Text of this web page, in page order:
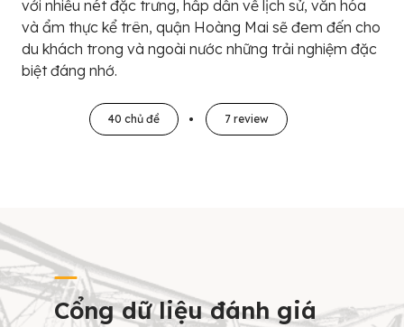
với nhiều nét đặc trưng, hấp dẫn về lịch sử, văn hóa
và ẩm thực kể trên, quận Hoàng Mai sẽ đem đến cho
du khách trong và ngoài nước những trải nghiệm đặc
biệt đáng nhớ.
40 chủ đề 7 review
Cổng dữ liệu đánh giá